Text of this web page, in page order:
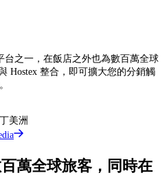
台之一，在飯店之外也為數百萬全球
Hostex 整合，即可擴大您的分銷觸
美洲
萬全球旅客，同時在